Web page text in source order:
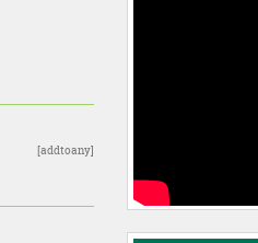
[addtoany]